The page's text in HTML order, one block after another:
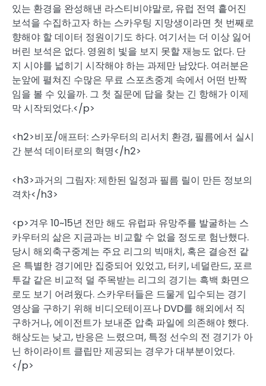
있는 환경을 완성해낸 라스티비야말로, 유럽 전역 흩어진
보석을 수집하고자 하는 스카우팅 지망생이라면 첫 번째로
향해야 할 데이터 정원이기도 하다. 여기서는 더 이상 잃어
버린 보석은 없다. 영원히 빛을 보지 못할 재능도 없다. 단
지 시야를 넓히기 시작해야 하는 과제만 남았다. 여러분은
눈앞에 펼쳐진 수많은 무료 스포츠중계 속에서 어떤 반짝
임을 볼 수 있을까. 그 첫 질문에 답을 찾는 긴 항해가 이제
막 시작되었다.</p>
<h2>비포/애프터: 스카우터의 리서치 환경, 필름에서 실시
간 분석 데이터로의 혁명</h2>
<h3>과거의 그림자: 제한된 일정과 필름 릴이 만든 정보의
격차</h3>
<p>겨우 10~15년 전만 해도 유럽파 유망주를 발굴하는 스
카우터의 삶은 지금과는 비교할 수 없을 정도로 험난했다.
당시 해외축구중계는 주요 리그의 빅매치, 혹은 결승전 같
은 특별한 경기에만 집중되어 있었고, 터키, 네덜란드, 포르
투갈 같은 비교적 덜 주목받는 리그의 경기는 흑백 화면으
로도 보기 어려웠다. 스카우터들은 드물게 입수되는 경기
영상을 구하기 위해 비디오테이프나 DVD를 해외에서 직
구하거나, 에이전트가 보내준 압축 파일에 의존해야 했다.
해상도는 낮고, 반응은 느렸으며, 특정 선수의 전 경기가 아
닌 하이라이트 클립만 제공되는 경우가 대부분이었다.
</p>